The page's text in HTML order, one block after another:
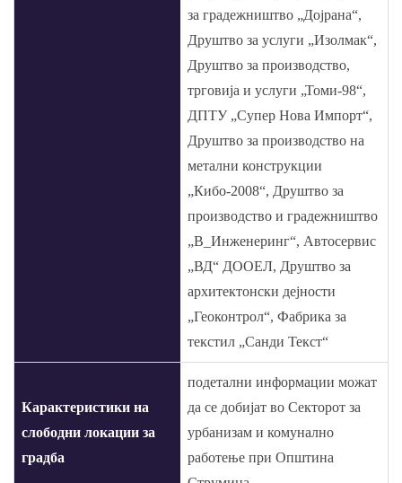
за градежништво „Дојрана“,
Друштво за услуги „Изолмак“,
Друштво за производство,
трговија и услуги „Томи-98“,
ДПТУ „Супер Нова Импорт“,
Друштво за производство на
метални конструкции
„Кибо-2008“, Друштво за
производство и градежништво
„В_Инженеринг“, Автосервис
„ВД“ ДООЕЛ, Друштво за
архитектонски дејности
„Геоконтрол“, Фабрика за
текстил „Санди Текст“
Карактеристики на
слободни локации за
градба
подетални информации можат
да се добијат во Секторот за
урбанизам и комунално
работење при Општина